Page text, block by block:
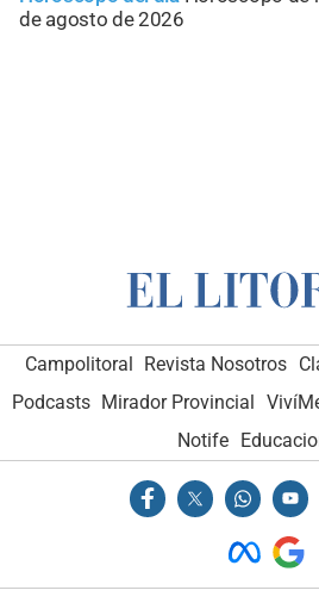
de agosto de 2026
Campolitoral Revista Nosotros
Podcasts Mirador Provincial
Notife